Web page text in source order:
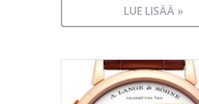
LUE LISÄÄ »